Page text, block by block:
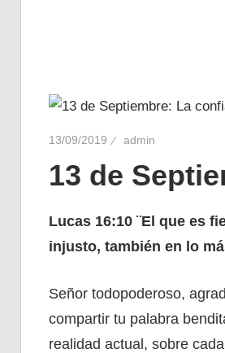
13/09/2019 admin
13 de
Lucas 16:10 ¨El que es
injusto, también en lo
Señor todopoderoso,
compartir tu palabra
realidad actual, sobre